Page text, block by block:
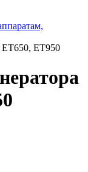
ET650, ET950